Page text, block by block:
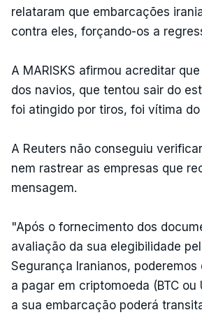
relataram que embarcações
contra eles, forçando-os a
A MARISKS afirmou acreditar
dos navios, que tentou sair do
foi atingido por tiros, foi vítima do
A Reuters não conseguiu
nem rastrear as empresas que
mensagem.
"Após o fornecimento dos
avaliação da sua elegibilidade
Segurança Iranianos,
a pagar em criptomoeda (BTC ou
a sua embarcação poderá